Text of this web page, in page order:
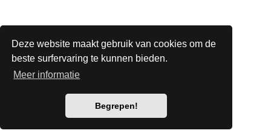
Deze website maakt gebruik van cookies om de
beste surfervaring te kunnen bieden.
Meer informatie
Begrepen!